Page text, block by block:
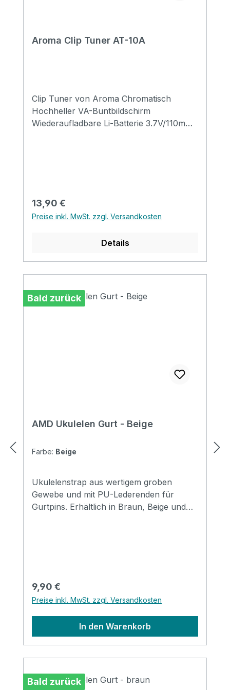
Aroma Clip Tuner AT-10A
Clip Tuner von Aroma Chromatisch
Hochheller VA-Buntbildschirm
Wiederaufladbare Li-Batterie 3.7V/110mAH
Regulärer Preis:
13,90 €
Preise inkl. MwSt. zzgl. Versandkosten
Details
Bald zurück
AMD Ukulelen Gurt - Beige
Farbe: Beige
Ukulelenstrap aus wertigem groben
Gewebe und mit PU-Lederenden für
Gurtpins. Erhältlich in Braun, Beige und
Regulärer Preis:
9,90 €
Preise inkl. MwSt. zzgl. Versandkosten
In den Warenkorb
Bald zurück